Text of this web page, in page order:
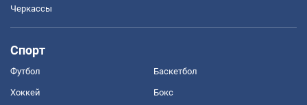
Черкассы
Спорт
Футбол Баскетбол
Хоккей Бокс